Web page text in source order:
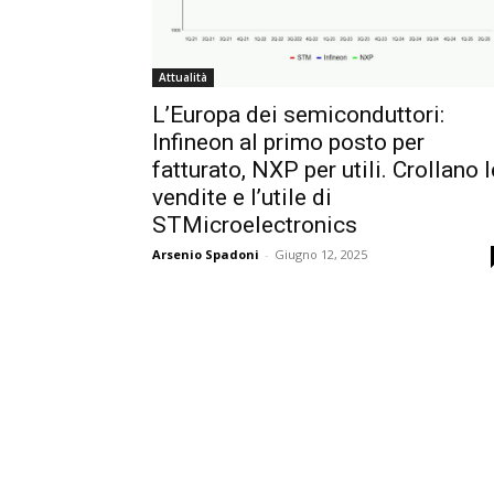
Attualità
L’Europa dei semiconduttori:
Infineon al primo posto per
fatturato, NXP per utili. Crollano
vendite e l’utile di
STMicroelectronics
Arsenio Spadoni - Giugno 12, 2025